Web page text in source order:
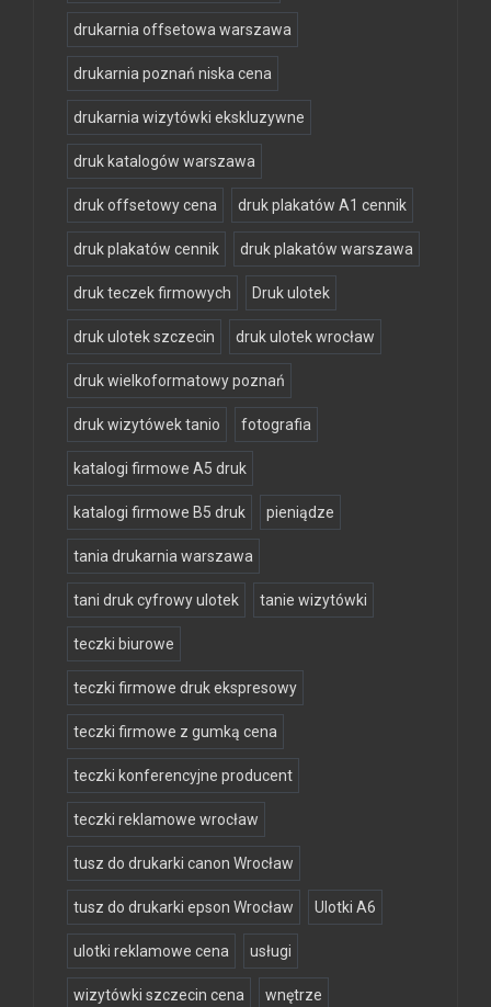
drukarnia offsetowa warszawa
drukarnia poznań niska cena
drukarnia wizytówki ekskluzywne
druk katalogów warszawa
druk offsetowy cena druk plakatów A1 cennik
druk plakatów cennik druk plakatów warszawa
druk teczek firmowych Druk ulotek
druk ulotek szczecin druk ulotek wrocław
druk wielkoformatowy poznań
druk wizytówek tanio fotografia
katalogi firmowe A5 druk
katalogi firmowe B5 druk pieniądze
tania drukarnia warszawa
tani druk cyfrowy ulotek tanie wizytówki
teczki biurowe
teczki firmowe druk ekspresowy
teczki firmowe z gumką cena
teczki konferencyjne producent
teczki reklamowe wrocław
tusz do drukarki canon Wrocław
tusz do drukarki epson Wrocław Ulotki A6
ulotki reklamowe cena usługi
wizytówki szczecin cena wnętrze